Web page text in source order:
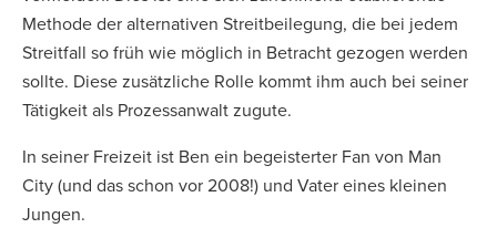
Methode der alternativen Streitbeilegung, die bei jedem
Streitfall so früh wie möglich in Betracht gezogen werden
sollte. Diese zusätzliche Rolle kommt ihm auch bei seiner
Tätigkeit als Prozessanwalt zugute.
In seiner Freizeit ist Ben ein begeisterter Fan von Man
City (und das schon vor 2008!) und Vater eines kleinen
Jungen.